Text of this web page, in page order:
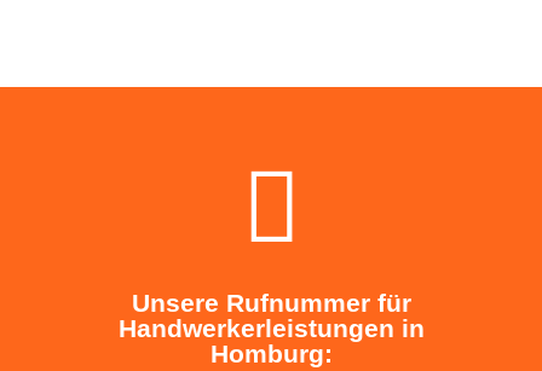
Unsere Rufnummer für
Handwerkerleistungen in
Homburg: